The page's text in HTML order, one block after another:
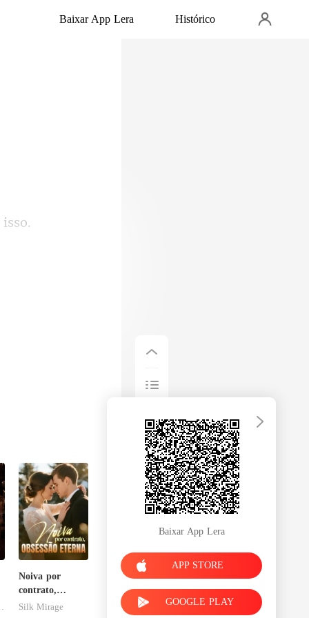
Baixar App Lera Histórico
Noiva por
contrato,
obsessão eterna
Silk Mirage
Baixar App Lera
APP STORE
GOOGLE PLAY